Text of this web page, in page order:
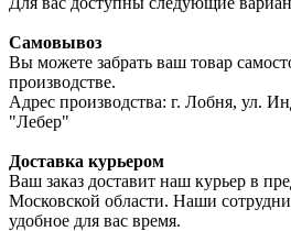
Самовывоз
Вы можете забрать ваш товар
производстве.
Адрес производства: г. Лобня, ул.
"Лебер"
Доставка курьером
Ваш заказ доставит наш курьер в
Московской области. Наши
удобное для вас время.